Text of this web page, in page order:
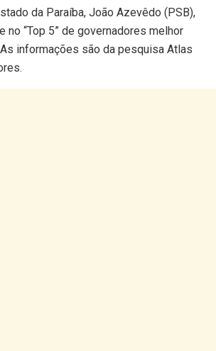
da Paraíba, João Azevêdo (PSB),
no “Top 5” de governadores melhor
informações são da pesquisa Atlas